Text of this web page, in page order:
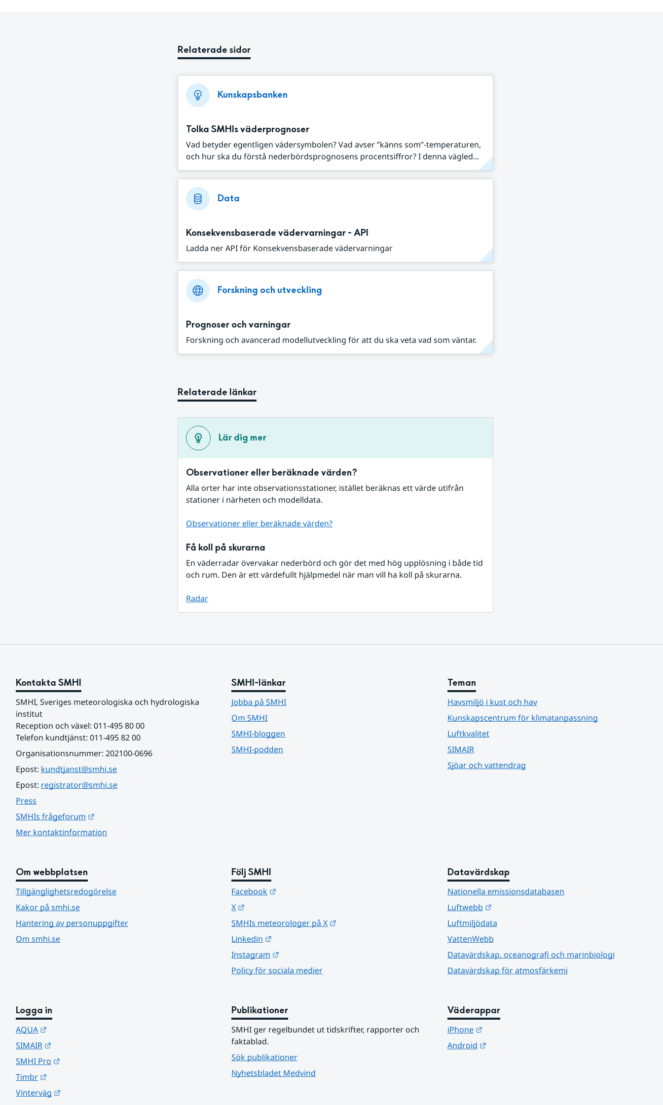
Relaterade sidor
Kunskapsbanken
Tolka SMHIs väderprognoser
Vad betyder egentligen vädersymbolen? Vad avser ”känns som”-temperaturen,
och hur ska du förstå nederbördsprognosens procentsiffror? I denna vägled...
Data
Konsekvensbaserade vädervarningar - API
Ladda ner API för Konsekvensbaserade vädervarningar
Forskning och utveckling
Prognoser och varningar
Forskning och avancerad modellutveckling för att du ska veta vad som väntar.
Relaterade länkar
Lär dig mer
Observationer eller beräknade värden?
Alla orter har inte observationsstationer, istället beräknas ett värde utifrån
stationer i närheten och modelldata.
Observationer eller beräknade värden?
Få koll på skurarna
En väderradar övervakar nederbörd och gör det med hög upplösning i både tid
och rum. Den är ett värdefullt hjälpmedel när man vill ha koll på skurarna.
Radar
Kontakta SMHI
SMHI, Sveriges meteorologiska och hydrologiska
institut
Reception och växel: 011-495 80 00
Telefon kundtjänst: 011-495 82 00
Organisationsnummer: 202100-0696
Epost: kundtjanst@smhi.se
Epost: registrator@smhi.se
Press
SMHIs frågeforum
Mer kontaktinformation
SMHI-länkar
Jobba på SMHI
Om SMHI
SMHI-bloggen
SMHI-podden
Teman
Havsmiljö i kust och hav
Kunskapscentrum för klimatanpassning
Luftkvalitet
SIMAIR
Sjöar och vattendrag
Om webbplatsen
Tillgänglighetsredogörelse
Kakor på smhi.se
Hantering av personuppgifter
Om smhi.se
Följ SMHI
Facebook
X
SMHIs meteorologer på X
Linkedin
Instagram
Policy för sociala medier
Datavärdskap
Nationella emissionsdatabasen
Luftwebb
Länk till annan webbplats.
Luftmiljödata
VattenWebb
Datavärdskap, oceanografi och marinbiologi
Datavärdskap för atmosfärkemi
Logga in
AQUA
SIMAIR
SMHI Pro
Timbr
Vinterväg
Publikationer
SMHI ger regelbundet ut tidskrifter, rapporter och
faktablad.
Sök publikationer
Nyhetsbladet Medvind
Väderappar
iPhone
Länk till annan webbplats.
Android
Länk till annan webbplats.